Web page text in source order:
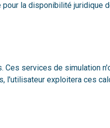
la disponibilité juridique
services de simulation
l'utilisateur exploitera ces